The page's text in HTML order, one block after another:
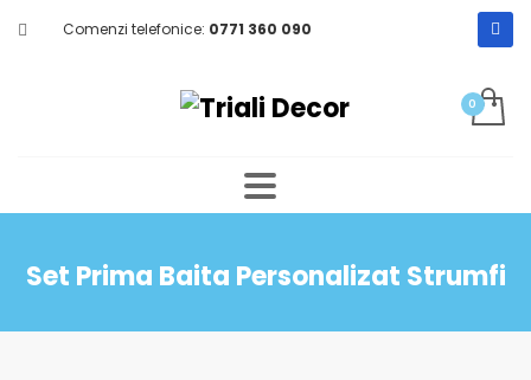
Comenzi telefonice: 0771 360 090
Set Prima Baita Personalizat Strumfi